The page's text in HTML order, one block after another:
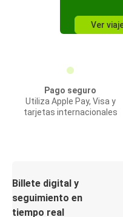
Ver
Pago seguro
Utiliza Apple Pay, Visa y
tarjetas internacionales
Billete digital y
seguimiento en
tiempo real